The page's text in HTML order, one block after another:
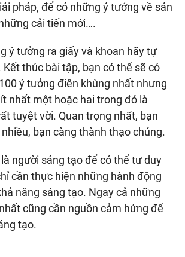
pháp, để có những ý tưởng về sản
cải tiến mới….
ý tưởng ra giấy và khoan hãy tự
Kết thúc bài tập, bạn có thể sẽ có
ý tưởng điên khùng nhất nhưng
nhất một hoặc hai trong đó là
tuyệt vời. Quan trọng nhất, bạn
bạn càng thành thạo chúng.
người sáng tạo để có thể tư duy
cần thực hiện những hành động
năng sáng tạo. Ngay cả những
cũng cần nguồn cảm hứng để
tạo.